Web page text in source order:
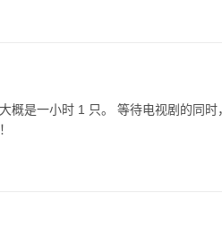
概是一小时 1 只。 等待电视剧的同时